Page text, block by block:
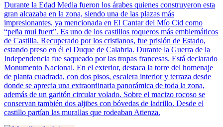
Durante la Edad Media fueron los árabes quienes construyeron esta
gran alcazaba en la zona, siendo una de las plazas más
impresionantes, ya mencionada en El Cantar del Mío Cid como
“peña mui fuert”. Es uno de los castillos roqueros más emblemáticos
de Castilla. Recuperado por los cristianos, fue prisión de Estado,
estando preso en él el Duque de Calabria. Durante la Guerra de la
Independencia fue saqueado por las tropas francesas. Está declarado
Monumento Nacional. En el exterior, destaca la torre del homenaje
de planta cuadrada, con dos pisos, escalera interior y terraza desde
donde se aprecia una extraordinaria panorámica de toda la zona,
además de un garitón circular volado. Sobre el macizo rocoso se
conservan también dos aljibes con bóvedas de ladrillo. Desde el
castillo partían las murallas que rodeaban Atienza.